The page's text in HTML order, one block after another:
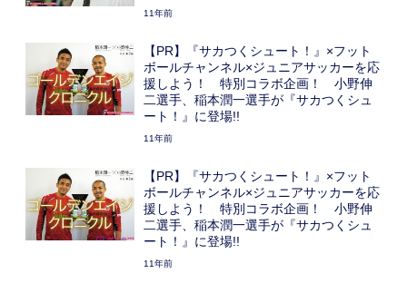
11年前
【PR】『サカつくシュート！』×フット
ボールチャンネル×ジュニアサッカーを応
援しよう！ 特別コラボ企画！ 小野伸
二選手、稲本潤一選手が『サカつくシュ
ート！』に登場!!
11年前
【PR】『サカつくシュート！』×フット
ボールチャンネル×ジュニアサッカーを応
援しよう！ 特別コラボ企画！ 小野伸
二選手、稲本潤一選手が『サカつくシュ
ート！』に登場!!
11年前